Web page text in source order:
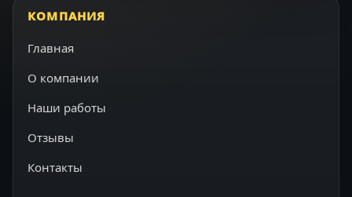
КОМПАНИЯ
Главная
О компании
Наши работы
Отзывы
Контакты